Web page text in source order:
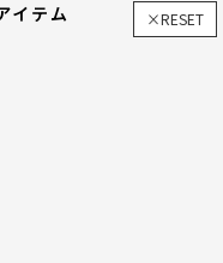
イテム ×RESET